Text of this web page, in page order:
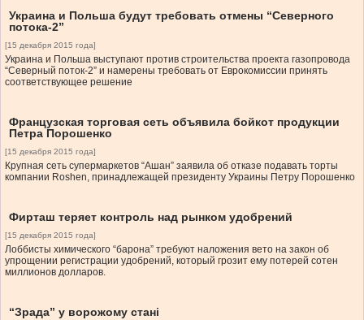
Украина и Польша будут требовать отмены “Северного
потока-2”
[15 декабря 2015 года]
Украина и Польша выступают против строительства проекта газопровода
“Северный поток-2” и намерены требовать от Еврокомиссии принять
соответствующее решение
Французская торговая сеть объявила бойкот продукции
Петра Порошенко
[15 декабря 2015 года]
Крупная сеть супермаркетов “Ашан” заявила об отказе подавать торты
компании Roshen, принадлежащей президенту Украины Петру Порошенко
Фирташ теряет контроль над рынком удобрений
[15 декабря 2015 года]
Лоббисты химического “барона” требуют наложения вето на закон об
упрощении регистрации удобрений, который грозит ему потерей сотен
миллионов долларов.
“Зрада” у ворожому стані